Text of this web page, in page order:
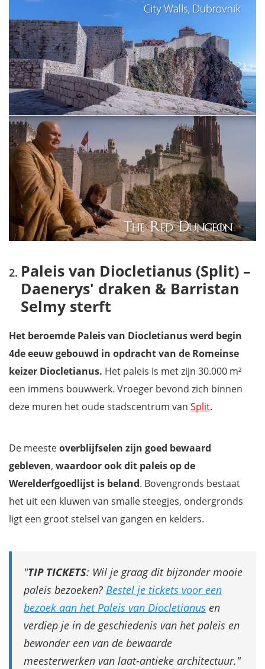
Paleis van Diocletianus (Split) –
Daenerys' draken & Barristan
Selmy sterft
Het beroemde Paleis van Diocletianuswerd begin
4de eeuw gebouwd in opdracht van de Romeinse
keizer Diocletianus. Het paleis is met zijn 30.000 m²
een immens bouwwerk. Vroeger bevond zich binnen
deze muren het oude stadscentrum van Split.
De meesteoverblijfselen zijn goed bewaard
gebleven, waardoor ook dit paleis op de
Werelderfgoedlijst is beland. Bovengronds bestaat
het uit een kluwen van smalle steegjes, ondergronds
ligt een groot stelsel van gangen en kelders.
TIP TICKETS: Wil je graag dit bijzonder mooie
paleis bezoeken? Bestel je tickets voor een
bezoek aan het Paleis van Diocletianus en
verdiep je in de geschiedenis van het paleis en
bewonder een van de bewaarde
meesterwerken van laat-antieke architectuur.